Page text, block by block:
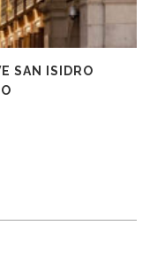
SAN ISIDRO